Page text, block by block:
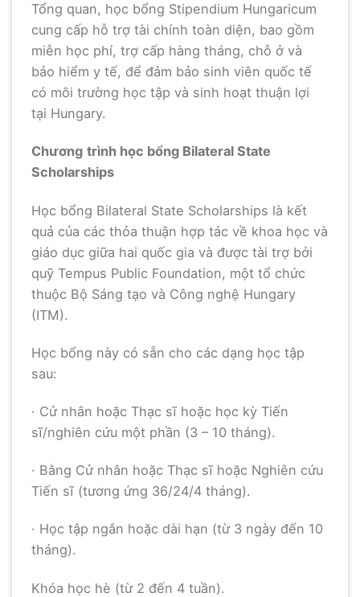
Tổng quan, học bổng Stipendium Hungaricum
cung cấp hỗ trợ tài chính toàn diện, bao gồm
miễn học phí, trợ cấp hàng tháng, chỗ ở và
bảo hiểm y tế, để đảm bảo sinh viên quốc tế
có môi trường học tập và sinh hoạt thuận lợi
tại Hungary.
Chương trình học bổng Bilateral State
Scholarships
Học bổng Bilateral State Scholarships là kết
quả của các thỏa thuận hợp tác về khoa học và
giáo dục giữa hai quốc gia và được tài trợ bởi
quỹ Tempus Public Foundation, một tổ chức
thuộc Bộ Sáng tạo và Công nghệ Hungary
(ITM).
Học bổng này có sẵn cho các dạng học tập
sau:
· Cử nhân hoặc Thạc sĩ hoặc học kỳ Tiến
sĩ/nghiên cứu một phần (3 – 10 tháng).
· Bằng Cử nhân hoặc Thạc sĩ hoặc Nghiên cứu
Tiến sĩ (tương ứng 36/24/4 tháng).
· Học tập ngắn hoặc dài hạn (từ 3 ngày đến 10
tháng).
Khóa học hè (từ 2 đến 4 tuần).